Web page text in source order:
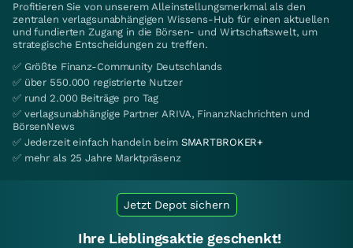
Profitieren Sie von unserem Alleinstellungsmerkmal als den
zentralen verlagsunabhängigen Wissens-Hub für einen aktuellen
und fundierten Zugang in die Börsen- und Wirtschaftswelt, um
strategische Entscheidungen zu treffen.
✅ Größte Finanz-Community Deutschlands
✅ über 550.000 registrierte Nutzer
✅ rund 2.000 Beiträge pro Tag
✅ verlagsunabhängige Partner ARIVA, FinanzNachrichten und
BörsenNews
✅ Jederzeit einfach handeln beim SMARTBROKER+
✅ mehr als 25 Jahre Marktpräsenz
Jetzt Depot sichern
Ihre Lieblingsaktie geschenkt!